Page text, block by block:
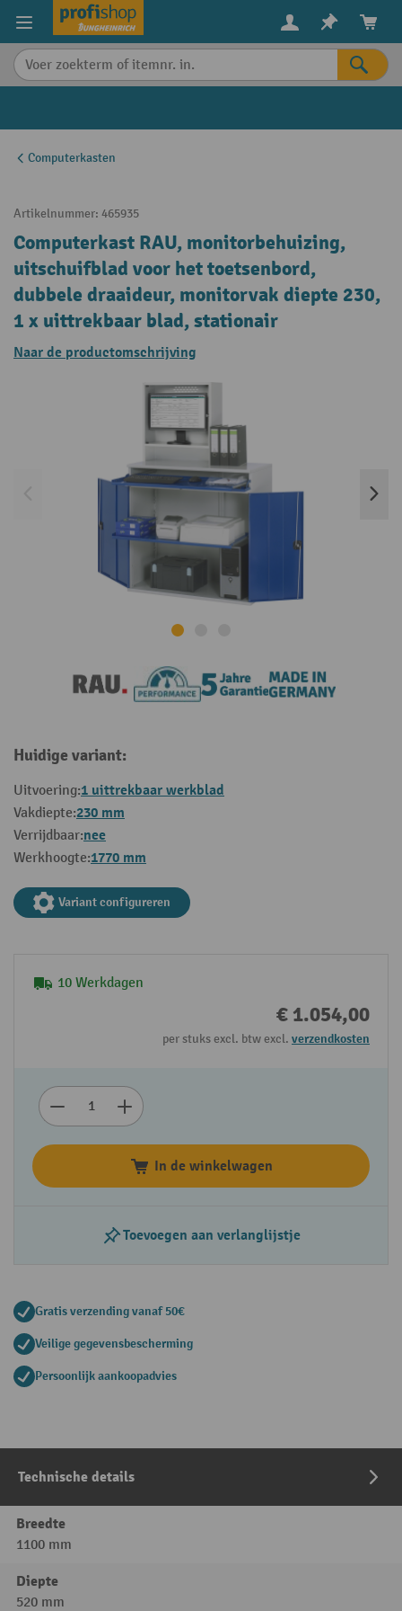
content
Computerkasten
Artikelnummer: 465935
Computerkast RAU, monitorbehuizing,
uitschuifblad voor het toetsenbord,
dubbele draaideur, monitorvak diepte 230,
1 x uittrekbaar blad, stationair
Naar de productomschrijving
Huidige variant:
Uitvoering:1 uittrekbaar werkblad
Vakdiepte:230 mm
Verrijdbaar:nee
Werkhoogte:1770 mm
Variant configureren
10 Werkdagen
€ 1.054,00
per stuks excl. btw excl. verzendkosten
In de winkelwagen
Toevoegen aan verlanglijstje
Gratis verzending vanaf 50€
Veilige gegevensbescherming
Persoonlijk aankoopadvies
Technische details
Breedte
1100 mm
Diepte
520 mm